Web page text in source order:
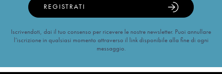
REGISTRATI
Iscrivendoti, dai il tuo consenso per ricevere le nostre newsletter. Puoi annullare
l’iscrizione in qualsiasi momento attraverso il link disponibile alla fine di ogni
messaggio.